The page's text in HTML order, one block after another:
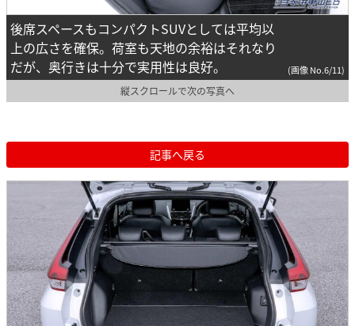
後席スペースもコンパクトSUVとしては平均以
上の広さを確保。荷室も天地の余裕はそれなり
だが、奥行きは十分で実用性は良好。
(画像 No.6/11)
縦スクロールで次の写真へ
記事へ戻る